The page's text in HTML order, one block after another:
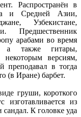
Распространён в
и Средней Азии,
Узбекистане,
Предшественник
арабами во время
а также гитары,
некоторым версиям,
преподавал в тогда
(в Иране) барбет.
груши, короткого
изготавливается из
К головке уда